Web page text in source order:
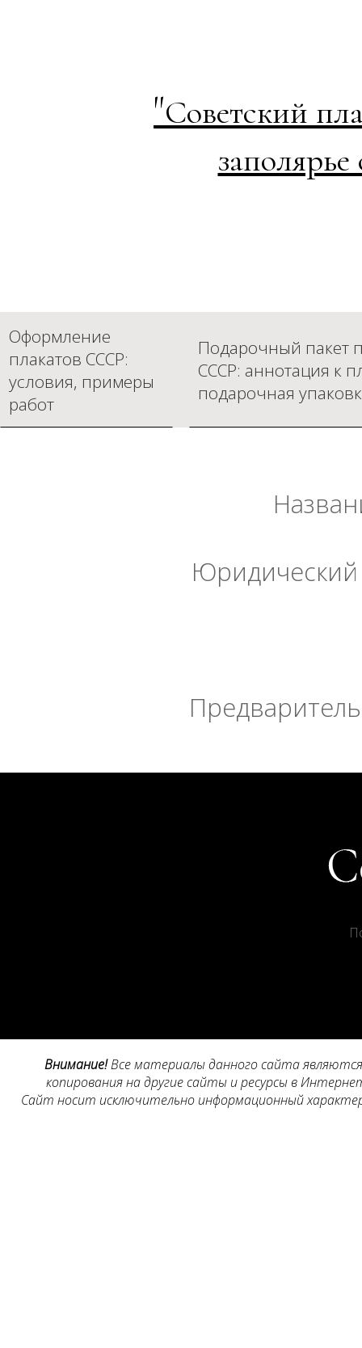
"Советский
Оформление
плакатов СССР:
условия, примеры
работ
Подарочный пакет
СССР: аннотация к
подарочная
Внимание!Все материалы данного сайта
копирования на другие сайты и ресурсы в
Сайт носит исключительно информационный